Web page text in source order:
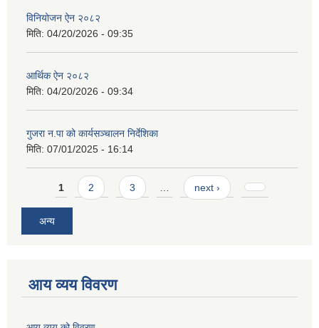
विनियोजन ऐन २०८२
मिति: 04/20/2026 - 09:35
आर्थिक ऐन २०८२
मिति: 04/20/2026 - 09:34
गुजरा न.पा को कार्यसञ्चालन निर्देशिका
मिति: 07/01/2025 - 16:14
Pages
1 2 3 … next ›
अन्य
आय व्यय विवरण